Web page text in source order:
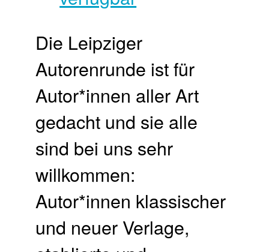
Die Leipziger
Autorenrunde ist für
Autor*innen aller Art
gedacht und sie alle
sind bei uns sehr
willkommen:
Autor*innen klassischer
und neuer Verlage,